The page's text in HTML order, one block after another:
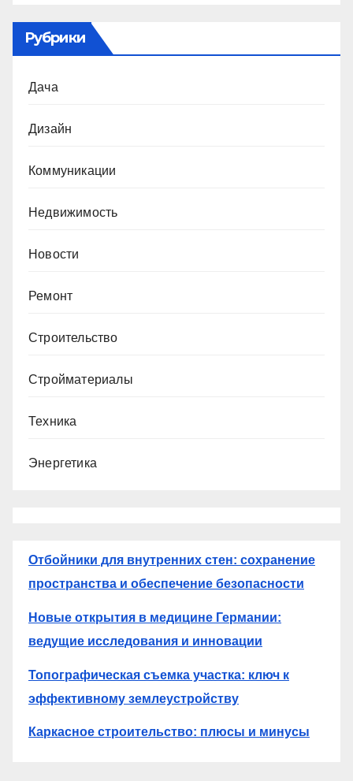
Рубрики
Дача
Дизайн
Коммуникации
Недвижимость
Новости
Ремонт
Строительство
Стройматериалы
Техника
Энергетика
Отбойники для внутренних стен: сохранение
пространства и обеспечение безопасности
Новые открытия в медицине Германии:
ведущие исследования и инновации
Топографическая съемка участка: ключ к
эффективному землеустройству
Каркасное строительство: плюсы и минусы